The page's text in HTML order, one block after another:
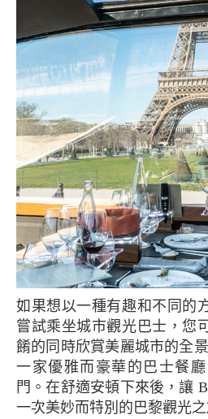
如果想以一種有趣和不同的方式遊覽巴黎，您可以
嘗試乘坐城市觀光巴士，您
餚的同時欣賞美麗城市的全
一家優雅而豪華的巴士餐
門。在舒適安頓下來後，讓
一次美妙而特別的巴黎觀光